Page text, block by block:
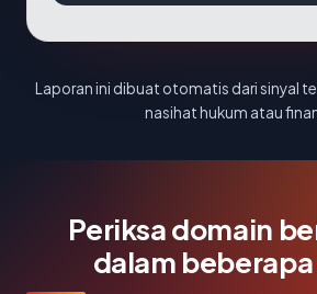
Laporan ini dibuat otomatis dari sinyal
nasihat hukum atau
Periksa domain
dalam